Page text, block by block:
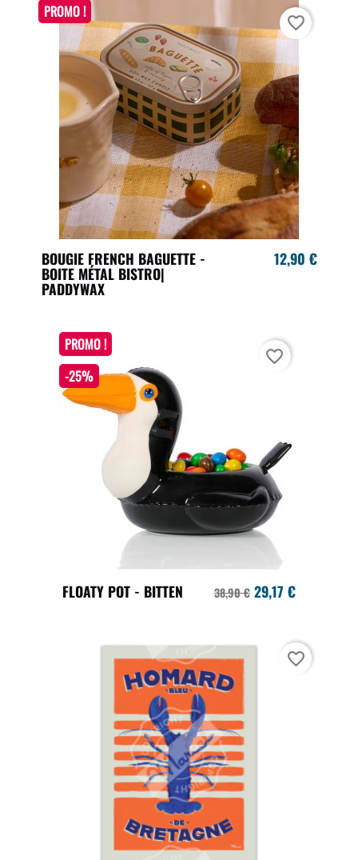
BOUGIE FRENCH BAGUETTE -
BOITE MÉTAL BISTRO|
PADDYWAX
12,90 €
PROMO !
favorite_border
FLOATY POT - BITTEN 38,90 € 29,17 €
PROMO !
-25%
favorite_border
favorite_border